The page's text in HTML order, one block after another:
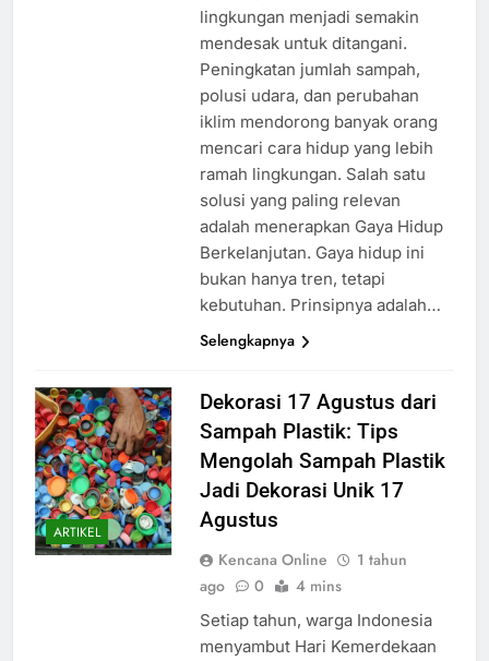
lingkungan menjadi semakin
mendesak untuk ditangani.
Peningkatan jumlah sampah,
polusi udara, dan perubahan
iklim mendorong banyak orang
mencari cara hidup yang lebih
ramah lingkungan. Salah satu
solusi yang paling relevan
adalah menerapkan Gaya Hidup
Berkelanjutan. Gaya hidup ini
bukan hanya tren, tetapi
kebutuhan. Prinsipnya adalah…
Selengkapnya
ARTIKEL
Dekorasi 17 Agustus dari
Sampah Plastik: Tips
Mengolah Sampah Plastik
Jadi Dekorasi Unik 17
Agustus
Kencana Online
1 tahun
ago
0 4 mins
Setiap tahun, warga Indonesia
menyambut Hari Kemerdekaan